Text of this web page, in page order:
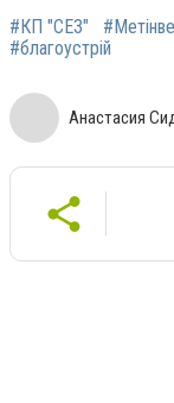
#КП "СЕЗ"
#благоустрій
Анастасия